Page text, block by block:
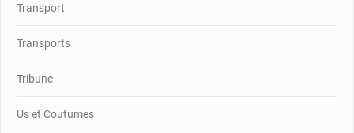
Transport
Transports
Tribune
Us et Coutumes